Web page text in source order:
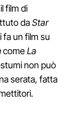
film di
daStar
fa un film su
comeLa
non può
serata, fatta